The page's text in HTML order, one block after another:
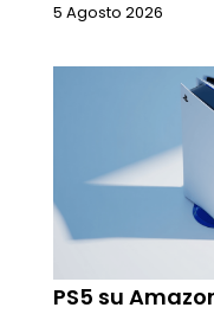
5 Agosto 2026
PS5 su